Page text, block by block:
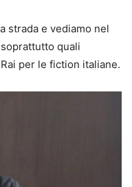
strada e vediamo nel
quali
per le fiction italiane.